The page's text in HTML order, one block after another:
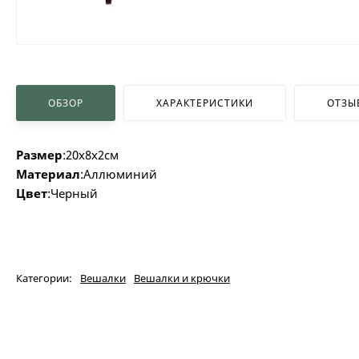
ОБЗОР ХАРАКТЕРИСТИКИ
Размер:20х8х2см
Материал:Аллюминий
Цвет:Черный
Категории: Вешалки Вешалки и крючки